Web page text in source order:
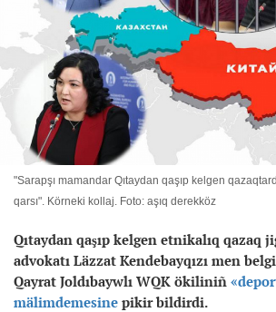
"Sarapşı mamandar Qıtaydan qaşıp kelgen
qarsı". Körneki kollaj. Foto: aşıq derekköz
Qıtaydan qaşıp kelgen etnikalıq qazaq
advokatı Läzzat Kendebayqızı men
Qayrat Joldıbaywlı WQK ökiliniñ
mälimdemesine pikir bildirdi.